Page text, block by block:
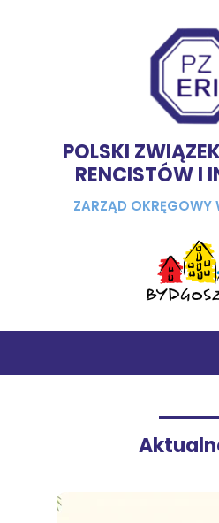
POLSKI
RENCISTÓW I
ZARZĄD OKRĘGOWY